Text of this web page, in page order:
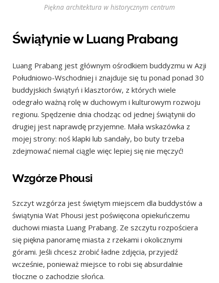
Piękna architektura w historycznym centrum
Świątynie w Luang Prabang
Luang Prabang jest głównym ośrodkiem buddyzmu w Azji
Południowo-Wschodniej i znajduje się tu ponad ponad 30
buddyjskich świątyń i klasztorów, z których wiele
odegrało ważną rolę w duchowym i kulturowym rozwoju
regionu. Spędzenie dnia chodząc od jednej świątynii do
drugiej jest naprawdę przyjemne. Mała wskazówka z
mojej strony: noś klapki lub sandały, bo buty trzeba
zdejmować niemal ciągle więc lepiej się nie męczyć!
Wzgórze Phousi
Szczyt wzgórza jest świętym miejscem dla buddystów a
świątynia Wat Phousi jest poświęcona opiekuńczemu
duchowi miasta Luang Prabang. Ze szczytu rozpościera
się piękna panoramę miasta z rzekami i okolicznymi
górami. Jeśli chcesz zrobić ładne zdjęcia, przyjedź
wcześnie, ponieważ miejsce to robi się absurdalnie
tłoczne o zachodzie słońca.